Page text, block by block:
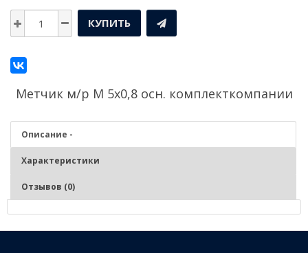
КУПИТЬ
Метчик м/р М 5х0,8 осн. комплекткомпании
Описание -
Характеристики
Отзывов (0)